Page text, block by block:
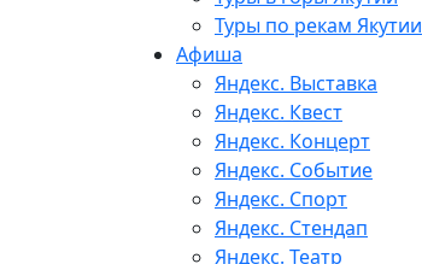
Туры по рекам Якутии
Афиша
Яндекс. Выставка
Яндекс. Квест
Яндекс. Концерт
Яндекс. Событие
Яндекс. Спорт
Яндекс. Стендап
Яндекс. Театр